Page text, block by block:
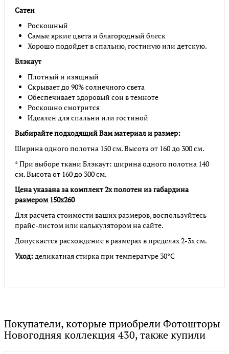
Сатен
Роскошный
Самые яркие цвета и благородный блеск
Хорошо подойдет в спальню, гостиную или детскую.
Блэкаут
Плотный и изящный
Скрывает до 90% солнечного света
Обеспечивает здоровый сон в темноте
Роскошно смотрится
Идеален для спальни или гостиной
Выбирайте подходящий Вам материал и размер:
Ширина одного полотна 150 см. Высота от 160 до 300 см.
* При выборе ткани Блэкаут: ширина одного полотна 140
см. Высота от 160 до 300 см.
Цена указана за комплект 2х полотен из габардина
размером 150х260
Для расчета стоимости ваших размеров, воспользуйтесь
прайс-листом или калькулятором на сайте.
Допускается расхождение в размерах в пределах 2-3х см.
Уход: деликатная стирка при температуре 30°С
Покупатели, которые приобрели Фотошторы
Новогодняя коллекция 430, также купили